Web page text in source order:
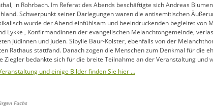
in Rohrbach. Im Referat des Abends beschäftigte sich Andreas
Schwerpunkt seiner Darlegungen waren die antisemitischen
wurde der Abend einfühlsam und beeindruckenden begleitet von
Lykke , Konfirmandinnen der evangelischen Melanchtongemeinde,
Jüdinnen und Juden. Sibylle Baur-Kolster, ebenfalls von der
Rathaus stattfand. Danach zogen die Menschen zum Denkmal für die
Ziegler bedankte sich für die breite Teilnahme an der Veranstaltung und
und einige Bilder finden Sie hier …
Fuchs